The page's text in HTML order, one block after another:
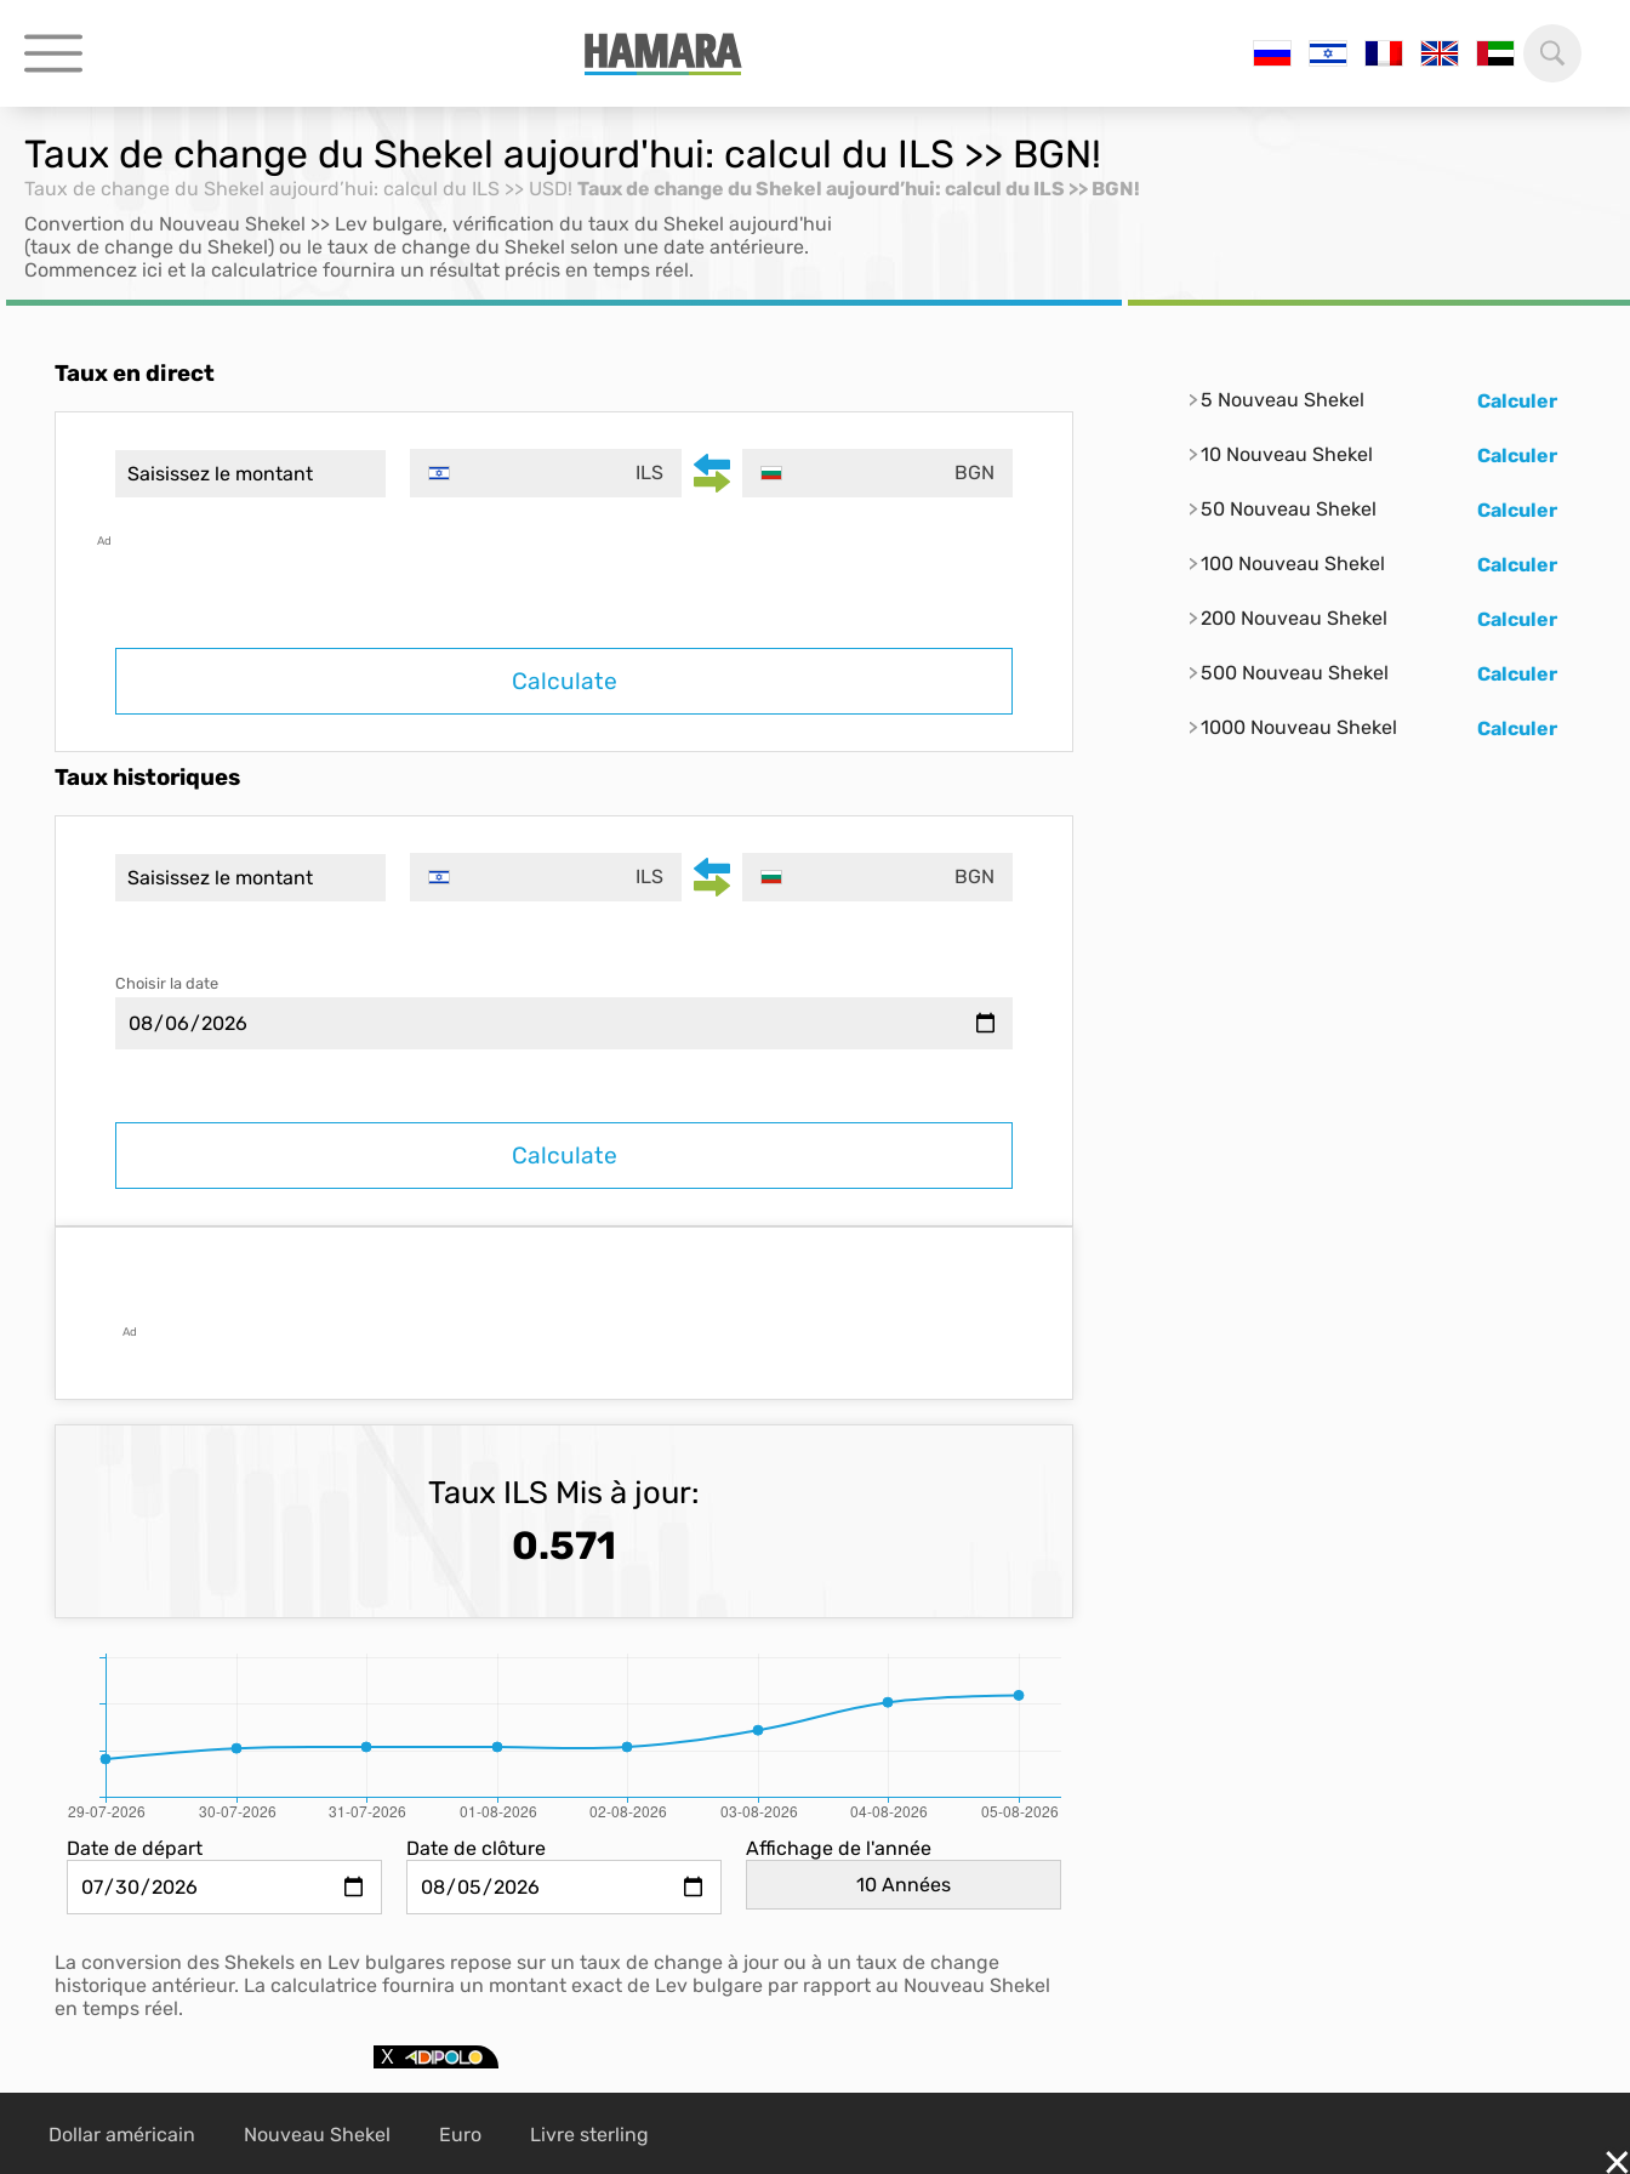
Taux de change du Shekel aujourd'hui: calcul du ILS >> BGN!
Taux de change du Shekel aujourd’hui: calcul du ILS >> USD! Taux de change du Shekel aujourd’hui: calcul du ILS >> BGN!
Convertion du Nouveau Shekel >> Lev bulgare, vérification du taux du Shekel aujourd'hui
(taux de change du Shekel) ou le taux de change du Shekel selon une date antérieure.
Commencez ici et la calculatrice fournira un résultat précis en temps réel.
Taux en direct
ILS BGN
Ad
Calculate
Taux historiques
ILS BGN
Choisir la date
Ad
Taux ILS Mis à jour:
0.571
Date de départ Date de clôture Affichage de l'année
La conversion des Shekels en Lev bulgares repose sur un taux de change à jour ou à un taux de change
historique antérieur. La calculatrice fournira un montant exact de Lev bulgare par rapport au Nouveau Shekel
en temps réel.
5 Nouveau Shekel Calculer
10 Nouveau Shekel Calculer
50 Nouveau Shekel Calculer
100 Nouveau Shekel Calculer
200 Nouveau Shekel Calculer
500 Nouveau Shekel Calculer
1000 Nouveau Shekel Calculer
Dollar américain Nouveau Shekel Euro Livre sterling